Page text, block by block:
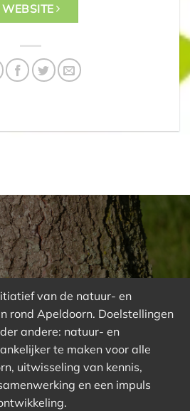
WEBSITE
van de natuur- en
rond Apeldoorn. Doelstellingen
andere: natuur- en
te maken voor alle
uitwisseling van kennis,
en een impuls